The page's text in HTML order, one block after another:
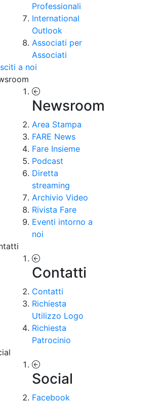
Professionali
International
Outlook
Associati per
Associati
a noi
Newsroom
Area Stampa
FARE News
Fare Insieme
Podcast
Diretta
streaming
Archivio Video
Rivista Fare
Eventi intorno a
noi
Contatti
Contatti
Richiesta
Utilizzo Logo
Richiesta
Patrocinio
Social
Facebook